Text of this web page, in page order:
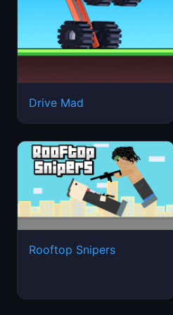
Drive Mad
Rooftop Snipers